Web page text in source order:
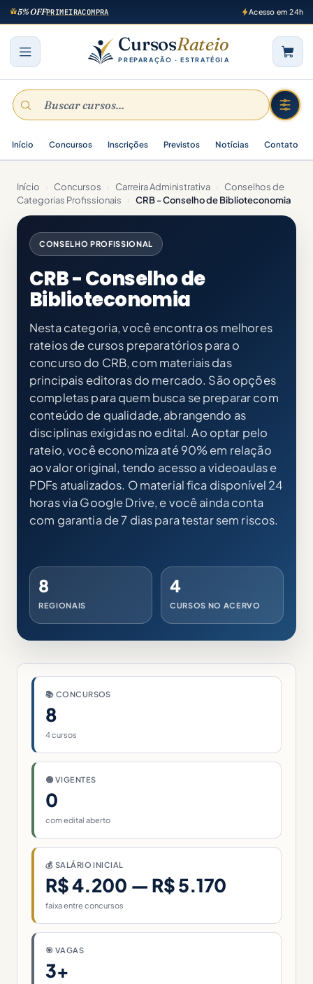
5% OFFPRIMEIRACOMPRA Acesso em 24h
CursosRateio
PREPARAÇÃO · ESTRATÉGIA
Início Concursos Inscrições Previstos Notícias Contato
Início › Concursos › Carreira Administrativa ›
Conselhos de
Categorias Profissionais
› CRB - Conselho de Biblioteconomia
CONSELHO PROFISSIONAL
CRB - Conselho de
Biblioteconomia
Nesta categoria, você encontra os melhores
rateios de cursos preparatórios para o
concurso do CRB, com materiais das
principais editoras do mercado. São opções
completas para quem busca se preparar com
conteúdo de qualidade, abrangendo as
disciplinas exigidas no edital. Ao optar pelo
rateio, você economiza até 90% em relação
ao valor original, tendo acesso a videoaulas e
PDFs atualizados. O material fica disponível 24
horas via Google Drive, e você ainda conta
com garantia de 7 dias para testar sem riscos.
8
REGIONAIS
4
CURSOS NO ACERVO
📚 CONCURSOS
8
4 cursos
🟢 VIGENTES
0
com edital aberto
💰 SALÁRIO INICIAL
R$ 4.200 — R$ 5.170
faixa entre concursos
🎯 VAGAS
3+